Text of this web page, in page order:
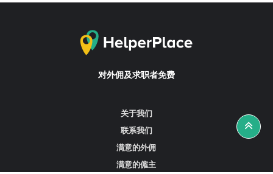
对外佣及求职者免费
关于我们
联系我们
满意的外佣
满意的僱主